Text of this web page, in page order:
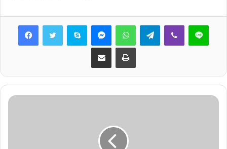
Skype MessengerWhatsAppTelegramViber Line
Share via Email Print